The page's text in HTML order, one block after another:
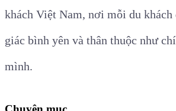
khách Việt Nam, nơi mỗi du khách
giác bình yên và thân thuộc như
mình.